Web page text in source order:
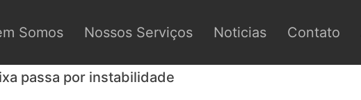
Somos Nossos Serviços Noticias Contato
passa por instabilidade